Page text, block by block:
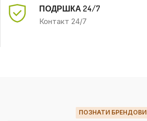
ПОДРШКА 24/7
Контакт 24/7
ПОЗНАТИ БРЕНДОВИ